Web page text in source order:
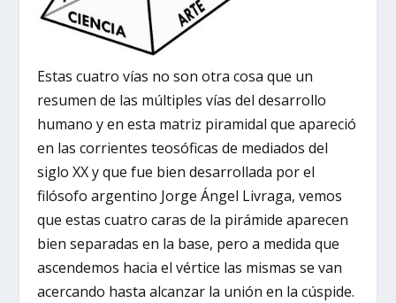
Estas cuatro vías no son otra cosa que un
resumen de las múltiples vías del desarrollo
humano y en esta matriz piramidal que apareció
en las corrientes teosóficas de mediados del
siglo XX y que fue bien desarrollada por el
filósofo argentino Jorge Ángel Livraga, vemos
que estas cuatro caras de la pirámide aparecen
bien separadas en la base, pero a medida que
ascendemos hacia el vértice las mismas se van
acercando hasta alcanzar la unión en la cúspide.